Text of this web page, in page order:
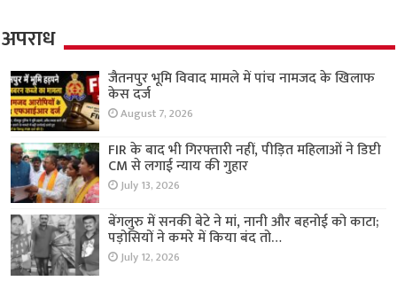
अपराध
जैतनपुर भूमि विवाद मामले में पांच नामजद के खिलाफ
केस दर्ज
August 7, 2026
FIR के बाद भी गिरफ्तारी नहीं, पीड़ित महिलाओं ने डिप्टी
CM से लगाई न्याय की गुहार
July 13, 2026
बेंगलुरु में सनकी बेटे ने मां, नानी और बहनोई को काटा;
पड़ोसियों ने कमरे में किया बंद तो…
July 12, 2026